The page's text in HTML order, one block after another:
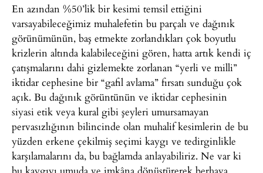
En azından %50’lik bir kesimi temsil ettiğini
varsayabileceğimiz muhalefetin bu parçalı ve dağınık
görünümünün, baş etmekte zorlandıkları çok boyutlu
krizlerin altında kalabileceğini gören, hatta artık kendi iç
çatışmalarını dahi gizlemekte zorlanan “yerli ve milli”
iktidar cephesine bir “gafil avlama” fırsatı sunduğu çok
açık. Bu dağınık görüntünün ve iktidar cephesinin
siyasi etik veya kural gibi şeyleri umursamayan
pervasızlığının bilincinde olan muhalif kesimlerin de bu
yüzden erkene çekilmiş seçimi kaygı ve tedirginlikle
karşılamalarını da, bu bağlamda anlayabiliriz. Ne var ki